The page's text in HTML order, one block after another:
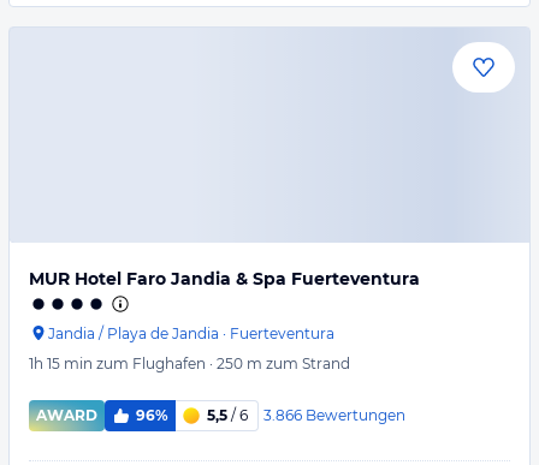
MUR Hotel Faro Jandia & Spa Fuerteventura
Jandia / Playa de Jandia · Fuerteventura
1h 15 min zum Flughafen · 250 m zum Strand
AWARD 96% 5,5 / 6 3.866 Bewertungen